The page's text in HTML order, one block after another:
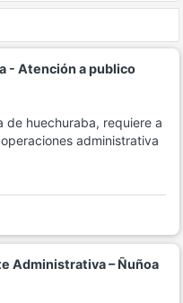
- Atención a publico
de huechuraba, requiere a
administrativa
Administrativa – Ñuñoa